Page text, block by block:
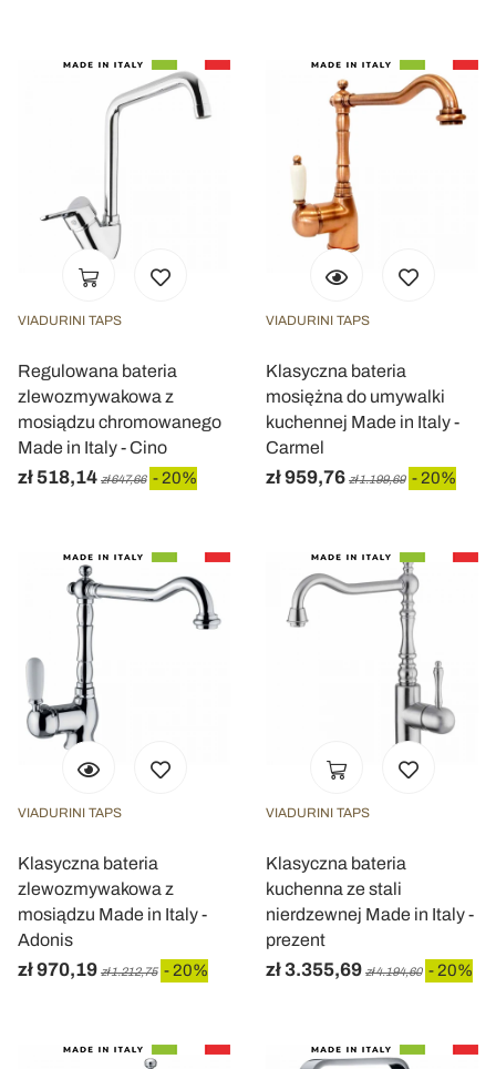
VIADURINI TAPS
Regulowana bateria
zlewozmywakowa z
mosiądzu chromowanego
Made in Italy - Cino
zł 518,14 zł 647,66 - 20%
VIADURINI TAPS
Klasyczna bateria
mosiężna do umywalki
kuchennej Made in Italy -
Carmel
zł 959,76 zł 1.199,69 - 20%
VIADURINI TAPS
Klasyczna bateria
zlewozmywakowa z
mosiądzu Made in Italy -
Adonis
zł 970,19 zł 1.212,75 - 20%
VIADURINI TAPS
Klasyczna bateria
kuchenna ze stali
nierdzewnej Made in Italy -
prezent
zł 3.355,69 zł 4.194,60 - 20%